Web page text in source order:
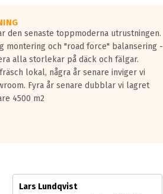
den senaste toppmoderna utrustningen.
montering och "road force" balansering -
alla storlekar på däck och fälgar.
lokal, några år senare inviger vi
Fyra år senare dubblar vi lagret
4500 m2
Lars Lundqvist